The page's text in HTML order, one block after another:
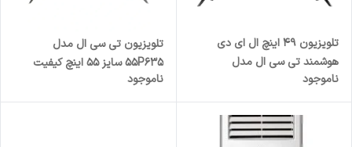
تلویزیون 49 اینچ ال ای دی
هوشمند تی سی ال مدل
49S4910
ناموجود
تلویزیون تی سی ال مدل
55P635 سایز 55 اینچ کیفیت
تصویر Ultra HD 4K
ناموجود